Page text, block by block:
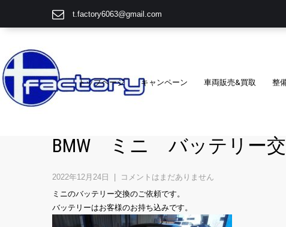
t.factory6063@gmail.com
トップページ キャンペーン 車両販売&買取 整
BMW ミニ バッテリー
2022年12月24日
コメントはまだありません
ミニのバッテリー交換のご依頼です。
バッテリーはお客様のお持ち込みです。